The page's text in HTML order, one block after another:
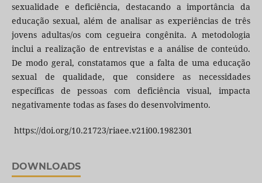
sexualidade e deficiência, destacando a importância da
educação sexual, além de analisar as experiências de três
jovens adultas/os com cegueira congênita. A metodologia
inclui a realização de entrevistas e a análise de conteúdo.
De modo geral, constatamos que a falta de uma educação
sexual de qualidade, que considere as necessidades
específicas de pessoas com deficiência visual, impacta
negativamente todas as fases do desenvolvimento.
https://doi.org/10.21723/riaee.v21i00.1982301
DOWNLOADS